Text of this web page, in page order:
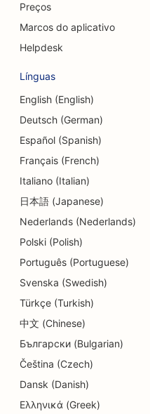
SEO para Delis
SEO para serviços de
SEO para serviços de
SEO para serviços de
SEO para clínicas
SEO para clientes
SEO para lojas de
SEO para serviços de
SEO para lojas de
SEO para lavanderias
SEO para eletricistas
SEO para lojas de
Preços
Marcos do aplicativo
Helpdesk
Línguas
English (English)
Deutsch (German)
Español (Spanish)
Français (French)
Italiano (Italian)
日本語 (Japanese)
Nederlands (Nederlands)
Polski (Polish)
Português (Portuguese)
Svenska (Swedish)
Türkçe (Turkish)
中文 (Chinese)
Български (Bulgarian)
Čeština (Czech)
Dansk (Danish)
Ελληνικά (Greek)